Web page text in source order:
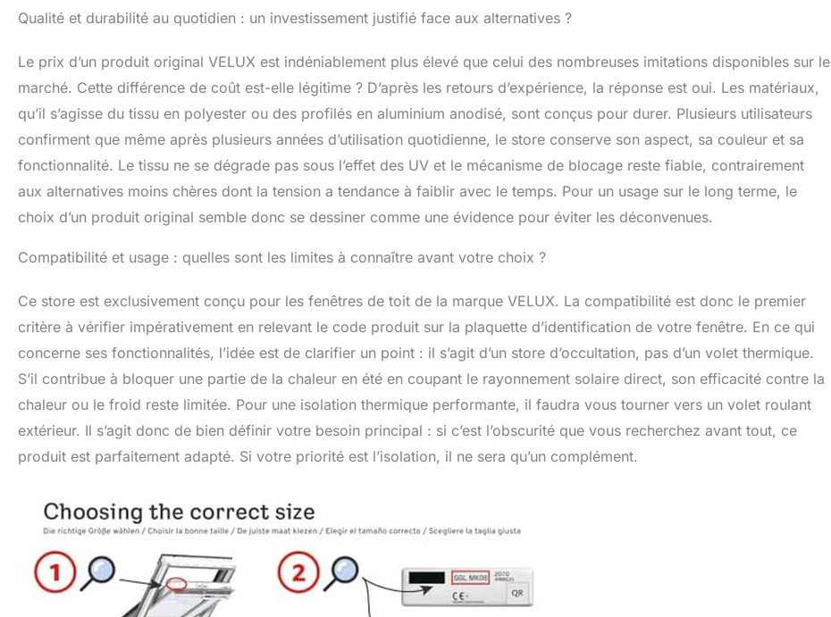
Qualité et durabilité au quotidien : un investissement justifié face aux alternatives ?
Le prix d’un produit original VELUX est indéniablement plus élevé que celui des nombreuses imitations disponibles sur le
marché. Cette différence de coût est-elle légitime ? D’après les retours d’expérience, la réponse est oui. Les matériaux,
qu’il s’agisse du tissu en polyester ou des profilés en aluminium anodisé, sont conçus pour durer. Plusieurs utilisateurs
confirment que même après plusieurs années d’utilisation quotidienne, le store conserve son aspect, sa couleur et sa
fonctionnalité. Le tissu ne se dégrade pas sous l’effet des UV et le mécanisme de blocage reste fiable, contrairement
aux alternatives moins chères dont la tension a tendance à faiblir avec le temps. Pour un usage sur le long terme, le
choix d’un produit original semble donc se dessiner comme une évidence pour éviter les déconvenues.
Compatibilité et usage : quelles sont les limites à connaître avant votre choix ?
Ce store est exclusivement conçu pour les fenêtres de toit de la marque VELUX. La compatibilité est donc le premier
critère à vérifier impérativement en relevant le code produit sur la plaquette d’identification de votre fenêtre. En ce qui
concerne ses fonctionnalités, l’idée est de clarifier un point : il s’agit d’un store d’occultation, pas d’un volet thermique.
S’il contribue à bloquer une partie de la chaleur en été en coupant le rayonnement solaire direct, son efficacité contre la
chaleur ou le froid reste limitée. Pour une isolation thermique performante, il faudra vous tourner vers un volet roulant
extérieur. Il s’agit donc de bien définir votre besoin principal : si c’est l’obscurité que vous recherchez avant tout, ce
produit est parfaitement adapté. Si votre priorité est l’isolation, il ne sera qu’un complément.